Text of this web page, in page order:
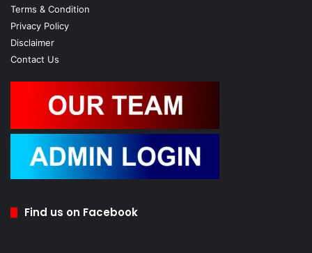
Terms & Condition
Privacy Policy
Disclaimer
Contact Us
Find us on Facebook